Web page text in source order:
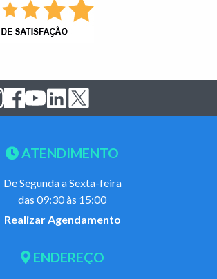
ATENDIMENTO
De Segunda a Sexta-feira
das 09:30 às 15:00
Realizar Agendamento
ENDEREÇO